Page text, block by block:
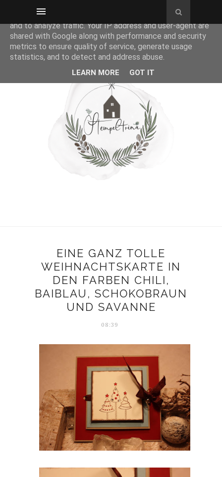
EINE GANZ TOLLE
WEIHNACHTSKARTE IN
DEN FARBEN CHILI,
BAIBLAU, SCHOKOBRAUN
UND SAVANNE
08:39
This site uses cookies from Google to deliver its services
and to analyze traffic. Your IP address and user-agent are
shared with Google along with performance and security
metrics to ensure quality of service, generate usage
statistics, and to detect and address abuse.
LEARN MORE GOT IT